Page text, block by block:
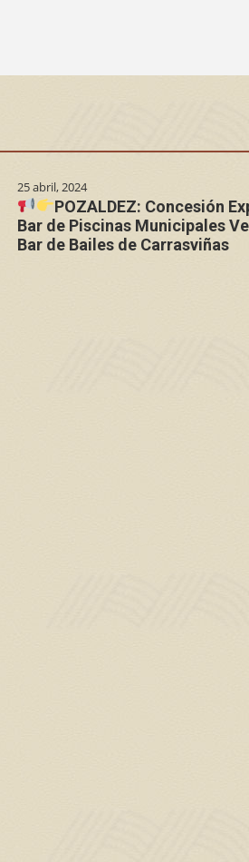
25 abril, 2024
POZALDEZ: Concesión
Bar de Piscinas Municipales
Bar de Bailes de Carrasviñas